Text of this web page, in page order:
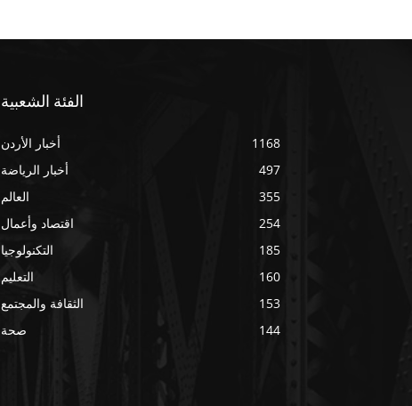
الفئة الشعبية
أخبار الأردن
1168
أخبار الرياضة
497
العالم
355
اقتصاد وأعمال
254
التكنولوجيا
185
التعليم
160
الثقافة والمجتمع
153
صحة
144